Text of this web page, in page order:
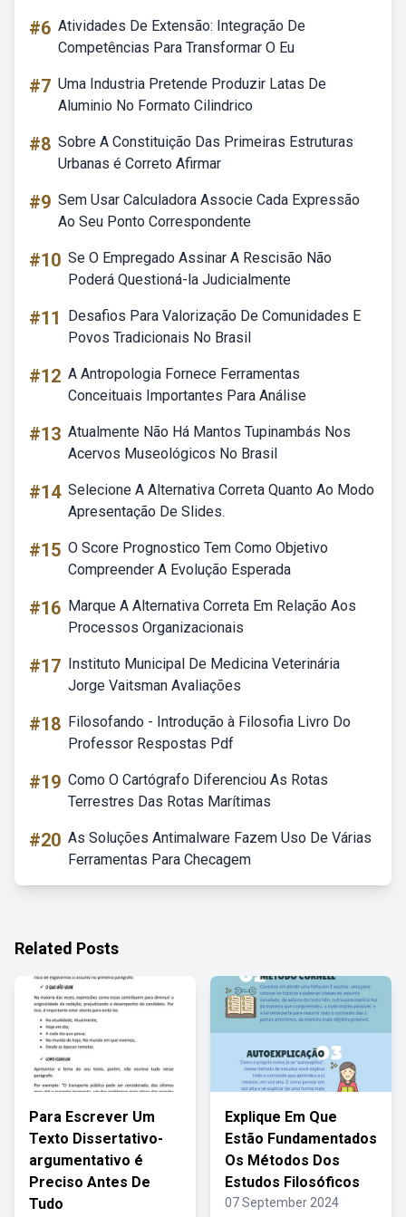
#6 Atividades De Extensão: Integração De
Competências Para Transformar O Eu
#7 Uma Industria Pretende Produzir Latas De
Aluminio No Formato Cilindrico
#8 Sobre A Constituição Das Primeiras Estruturas
Urbanas é Correto Afirmar
#9 Sem Usar Calculadora Associe Cada Expressão
Ao Seu Ponto Correspondente
#10 Se O Empregado Assinar A Rescisão Não
Poderá Questioná-la Judicialmente
#11
Desafios Para Valorização De Comunidades E
Povos Tradicionais No Brasil
#12 A Antropologia Fornece Ferramentas
Conceituais Importantes Para Análise
#13 Atualmente Não Há Mantos Tupinambás Nos
Acervos Museológicos No Brasil
#14 Selecione A Alternativa Correta Quanto Ao Modo
Apresentação De Slides.
#15 O Score Prognostico Tem Como Objetivo
Compreender A Evolução Esperada
#16 Marque A Alternativa Correta Em Relação Aos
Processos Organizacionais
#17 Instituto Municipal De Medicina Veterinária
Jorge Vaitsman Avaliações
#18 Filosofando - Introdução à Filosofia Livro Do
Professor Respostas Pdf
#19 Como O Cartógrafo Diferenciou As Rotas
Terrestres Das Rotas Marítimas
#20 As Soluções Antimalware Fazem Uso De Várias
Ferramentas Para Checagem
Related Posts
Para Escrever Um
Texto Dissertativo-
argumentativo é
Preciso Antes De
Tudo
Explique Em Que
Estão Fundamentados
Os Métodos Dos
Estudos Filosóficos
07 September 2024